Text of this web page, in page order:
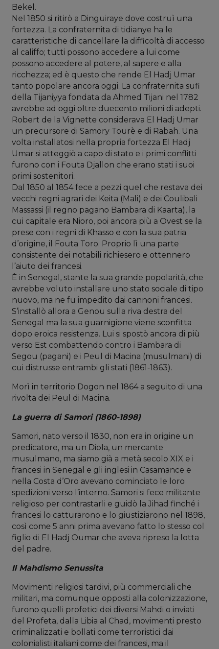
Bekel.
Nel 1850 si ritirò a Dinguiraye dove costruì una
fortezza. La confraternita di tidianye ha le
caratteristiche di cancellare la difficoltà di accesso
al califfo; tutti possono accedere a lui come
possono accedere al potere, al sapere e alla
ricchezza; ed è questo che rende El Hadj Umar
tanto popolare ancora oggi. La confraternita sufi
della Tijaniyya fondata da Ahmed Tijani nel 1782
avrebbe ad oggi oltre duecento milioni di adepti.
Robert de la Vignette considerava El Hadj Umar
un precursore di Samory Tourè e di Rabah. Una
volta installatosi nella propria fortezza El Hadj
Umar si atteggiò a capo di stato e i primi conflitti
furono con i Fouta Djallon che erano stati i suoi
primi sostenitori.
Dal 1850 al 1854 fece a pezzi quel che restava dei
vecchi regni agrari dei Keita (Mali) e dei Coulibali
Massassi (il regno pagano Bambara di Kaarta), la
cui capitale era Nioro, poi ancora più a Ovest se la
prese con i regni di Khasso e con la sua patria
d’origine, il Fouta Toro. Proprio lì una parte
consistente dei notabili richiesero e ottennero
l’aiuto dei francesi.
È in Senegal, stante la sua grande popolarità, che
avrebbe voluto installare uno stato sociale di tipo
nuovo, ma ne fu impedito dai cannoni francesi.
S’installò allora a Genou sulla riva destra del
Senegal ma la sua guarnigione viene sconfitta
dopo eroica resistenza. Lui si spostò ancora di più
verso Est combattendo contro i Bambara di
Segou (pagani) e i Peul di Macina (musulmani) di
cui distrusse entrambi gli stati (1861-1863).
Morì in territorio Dogon nel 1864 a seguito di una
rivolta dei Peul di Macina.
La guerra di Samori (1860-1898)
Samori, nato verso il 1830, non era in origine un
predicatore, ma un Diola, un mercante
musulmano, ma siamo già a metà secolo XIX e i
francesi in Senegal e gli inglesi in Casamance e
nella Costa d’Oro avevano cominciato le loro
spedizioni verso l’interno. Samori si fece militante
religioso per contrastarli e guidò la Jihad finché i
francesi lo catturarono e lo giustiziarono nel 1898,
così come 5 anni prima avevano fatto lo stesso col
figlio di El Hadj Oumar che aveva ripreso la lotta
del padre.
Il Mahdismo Senussita
Movimenti religiosi tardivi, più commerciali che
militari, ma comunque opposti alla colonizzazione,
furono quelli profetici dei diversi Mahdi o inviati
del Profeta, dalla Libia al Chad, movimenti presto
criminalizzati e bollati come terroristici dai
colonialisti italiani come dei francesi, ma il